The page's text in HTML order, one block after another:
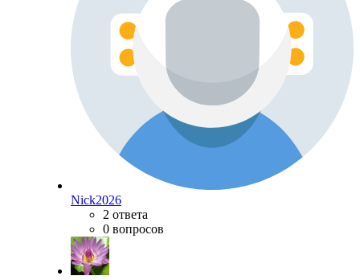
Nick2026
2 ответа
0 вопросов